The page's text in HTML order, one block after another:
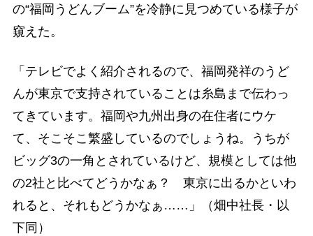
の“福岡うどんブーム”を冷静に見つめている様子が
窺えた。
「テレビでよく紹介されるので、福岡発祥のうど
んが東京で支持されていることは糸島まで伝わっ
てきています。福岡や九州出身の在住者にウケ
て、そこそこ繁盛しているのでしょうね。うちが
ビッグ3の一角とされているけど、規模としては他
の2社と比べてどうかなぁ？ 東京に出るかといわ
れると、それもどうかなぁ……」（畑中社長・以
下同）